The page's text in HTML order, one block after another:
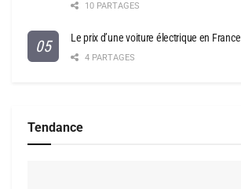
10 PARTAGES
Le prix d’une voiture électrique en France
4 PARTAGES
Tendance